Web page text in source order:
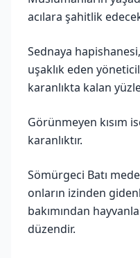
acılara şahitlik
Sednaya
uşaklık eden
karanlıkta kalan
Görünmeyen kısım
karanlıktır.
Sömürgeci Batı
onların izinden
bakımından
düzendir.